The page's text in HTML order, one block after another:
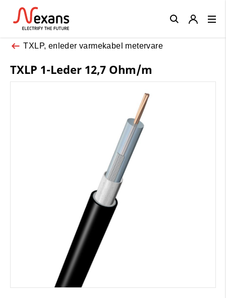
TXLP, enleder varmekabel metervare
TXLP 1-Leder 12,7 Ohm/m
Close